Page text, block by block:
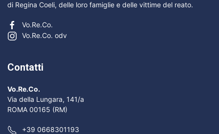
di Regina Coeli, delle loro famiglie e delle vittime del reato.
Vo.Re.Co.
Vo.Re.Co. odv
Contatti
Vo.Re.Co.
Via della Lungara, 141/a
ROMA 00165 (RM)
+39 0668301193